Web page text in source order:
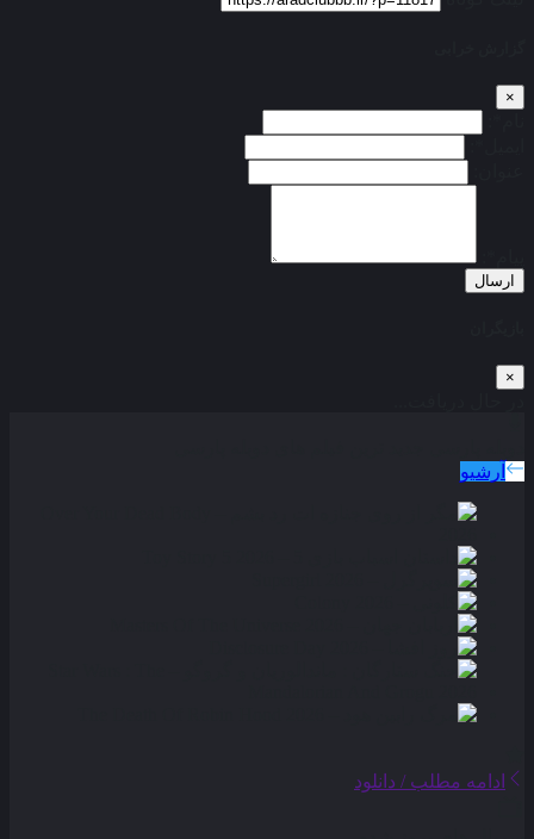
×
ارسال
×
آرشیو
ادامه مطلب / دانلود